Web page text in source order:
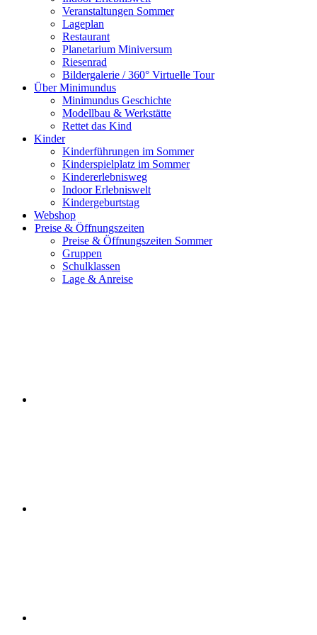
Veranstaltungen Sommer
Lageplan
Restaurant
Planetarium Miniversum
Riesenrad
Bildergalerie / 360° Virtuelle Tour
Über Minimundus
Minimundus Geschichte
Modellbau & Werkstätte
Rettet das Kind
Kinder
Kinderführungen im Sommer
Kinderspielplatz im Sommer
Kindererlebnisweg
Indoor Erlebniswelt
Kindergeburtstag
Webshop
Preise & Öffnungszeiten
Preise & Öffnungszeiten Sommer
Gruppen
Schulklassen
Lage & Anreise